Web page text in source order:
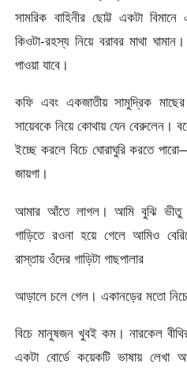
সামরিক বাহিনীর ছোট্ট একটা
কিওটা-রহস্য নিয়ে বরাবর মাথা
পাওয়া যাবে।
কফি এবং একজাতীয় সামুদ্রিক
সায়েবকে নিয়ে কোথায় যেন বেরুলেন।
ইচ্ছে করলে বিচে ঘোরাঘুরি করতে
জায়গা।
আমার আঁতে লাগল। আমি বুঝি ভীতু
গাড়িতে রওনা হয়ে গেলে আমিও
রাস্তায় ওঁদের গাড়িটা গাছপালার
আড়ালে চলে গেল। একানড়ের মতো নিচে
বিচে মানুষজন খুবই কম। নারকেল
একটা বোর্ডে কয়েকটি ভাষায়